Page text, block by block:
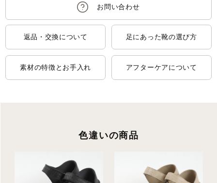
返品・交換について 足にあった靴の選び方
素材の特徴とお手入れ アフターケアについて
色違いの商品